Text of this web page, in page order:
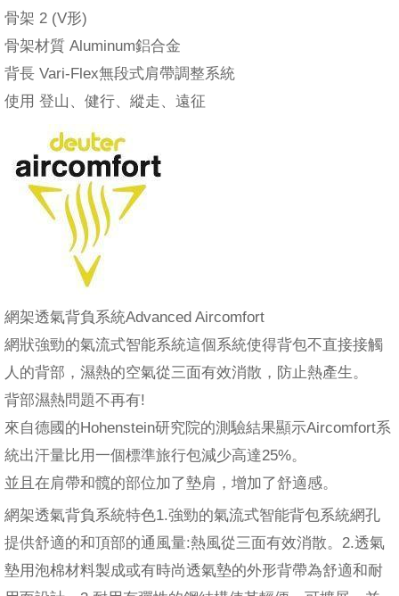
骨架 2 (V形)
骨架材質 Aluminum鋁合金
背長 Vari-Flex無段式肩帶調整系統
使用 登山、健行、縱走、遠征
網架透氣背負系統Advanced Aircomfort
網狀強勁的氣流式智能系統這個系統使得背包不直接接觸
人的背部，濕熱的空氣從三面有效消散，防止熱產生。
背部濕熱問題不再有!
來自德國的Hohenstein研究院的測驗結果顯示Aircomfort系
統出汗量比用一個標準旅行包減少高達25%。
並且在肩帶和髖的部位加了墊肩，增加了舒適感。
網架透氣背負系統特色1.強勁的氣流式智能背包系統網孔
提供舒適的和頂部的通風量:熱風從三面有效消散。2.透氣
墊用泡棉材料製成或有時尚透氣墊的外形背帶為舒適和耐